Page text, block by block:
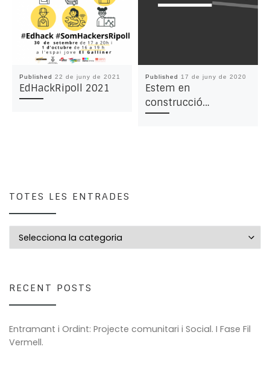
Published 22 de juny de 2021
EdHackRipoll 2021
Published 17 de juny de 2020
Estem en
construcció…
TOTES LES ENTRADES
RECENT POSTS
Entramant i Ordint: Projecte comunitari i Social. I Fase Fil
Vermell.